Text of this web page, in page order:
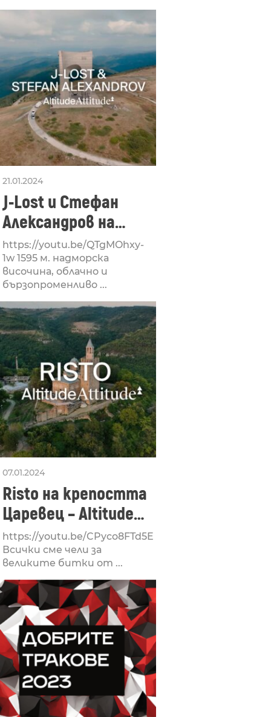
21.01.2024
J-Lost и Стефан
Александров на
Арката на
свободата – Altitude
Attitude
https://youtu.be/QTgMOhxy-
1w 1595 м. надморска
височина, облачно и
бързопроменливо ...
07.01.2024
Risto на крепостта
Царевец – Altitude
Attitude
https://youtu.be/CPyco8FTd5E
Всички сме чели за
великите битки от ...